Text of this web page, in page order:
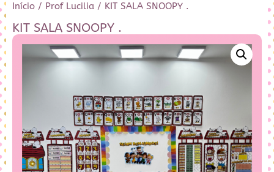
Início / Prof Lucilia / KIT SALA SNOOPY .
KIT SALA SNOOPY .